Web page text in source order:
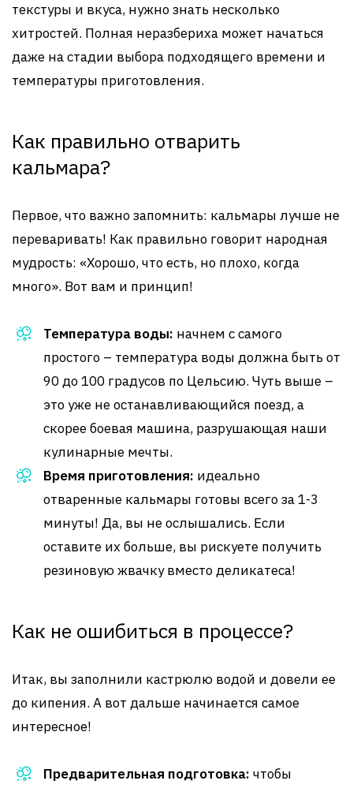
текстуры и вкуса, нужно знать несколько
хитростей. Полная неразбериха может начаться
даже на стадии выбора подходящего времени и
температуры приготовления.
Как правильно отварить
кальмара?
Первое, что важно запомнить: кальмары лучше не
переваривать! Как правильно говорит народная
мудрость: «Хорошо, что есть, но плохо, когда
много». Вот вам и принцип!
Температура воды: начнем с самого
простого – температура воды должна быть от
90 до 100 градусов по Цельсию. Чуть выше –
это уже не останавливающийся поезд, а
скорее боевая машина, разрушающая наши
кулинарные мечты.
Время приготовления: идеально
отваренные кальмары готовы всего за 1-3
минуты! Да, вы не ослышались. Если
оставите их больше, вы рискуете получить
резиновую жвачку вместо деликатеса!
Как не ошибиться в процессе?
Итак, вы заполнили кастрюлю водой и довели ее
до кипения. А вот дальше начинается самое
интересное!
Предварительная подготовка: чтобы